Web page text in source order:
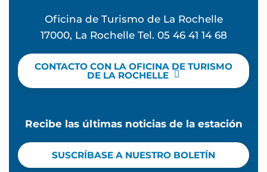
Oficina de Turismo de La Rochelle
17000, La Rochelle Tel. 05 46 41 14 68
CONTACTO CON LA OFICINA DE TURISMO
DE LA ROCHELLE
Recibe las últimas noticias de la estación
SUSCRÍBASE A NUESTRO BOLETÍN